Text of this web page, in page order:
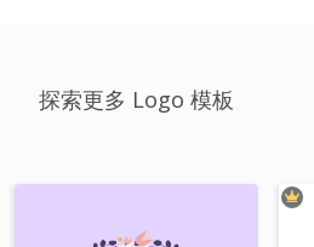
探索更多 Logo 模板